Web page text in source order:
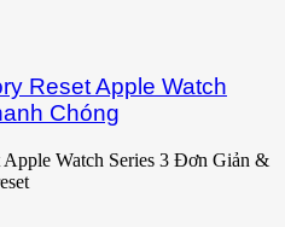
Reset Apple Watch
Chóng
Watch Series 3 Đơn Giản &